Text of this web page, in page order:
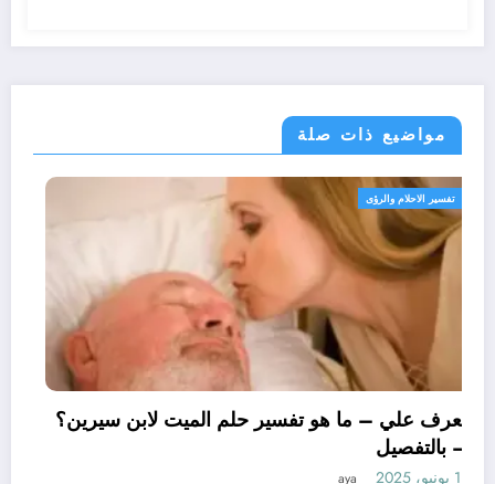
مواضيع ذات صلة
تفسير الاحلام والرؤى
تعرف علي – ما هو تفسير حلم الميت لابن
– بالتفصيل
11 يونيو، 2025